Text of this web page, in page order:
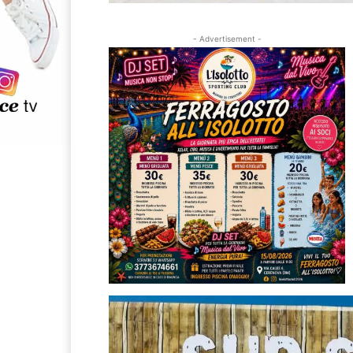
- Advertisement -